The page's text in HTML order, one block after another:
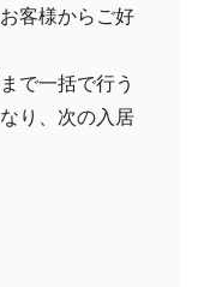
客様からご好
で一括で行う
り、次の入居